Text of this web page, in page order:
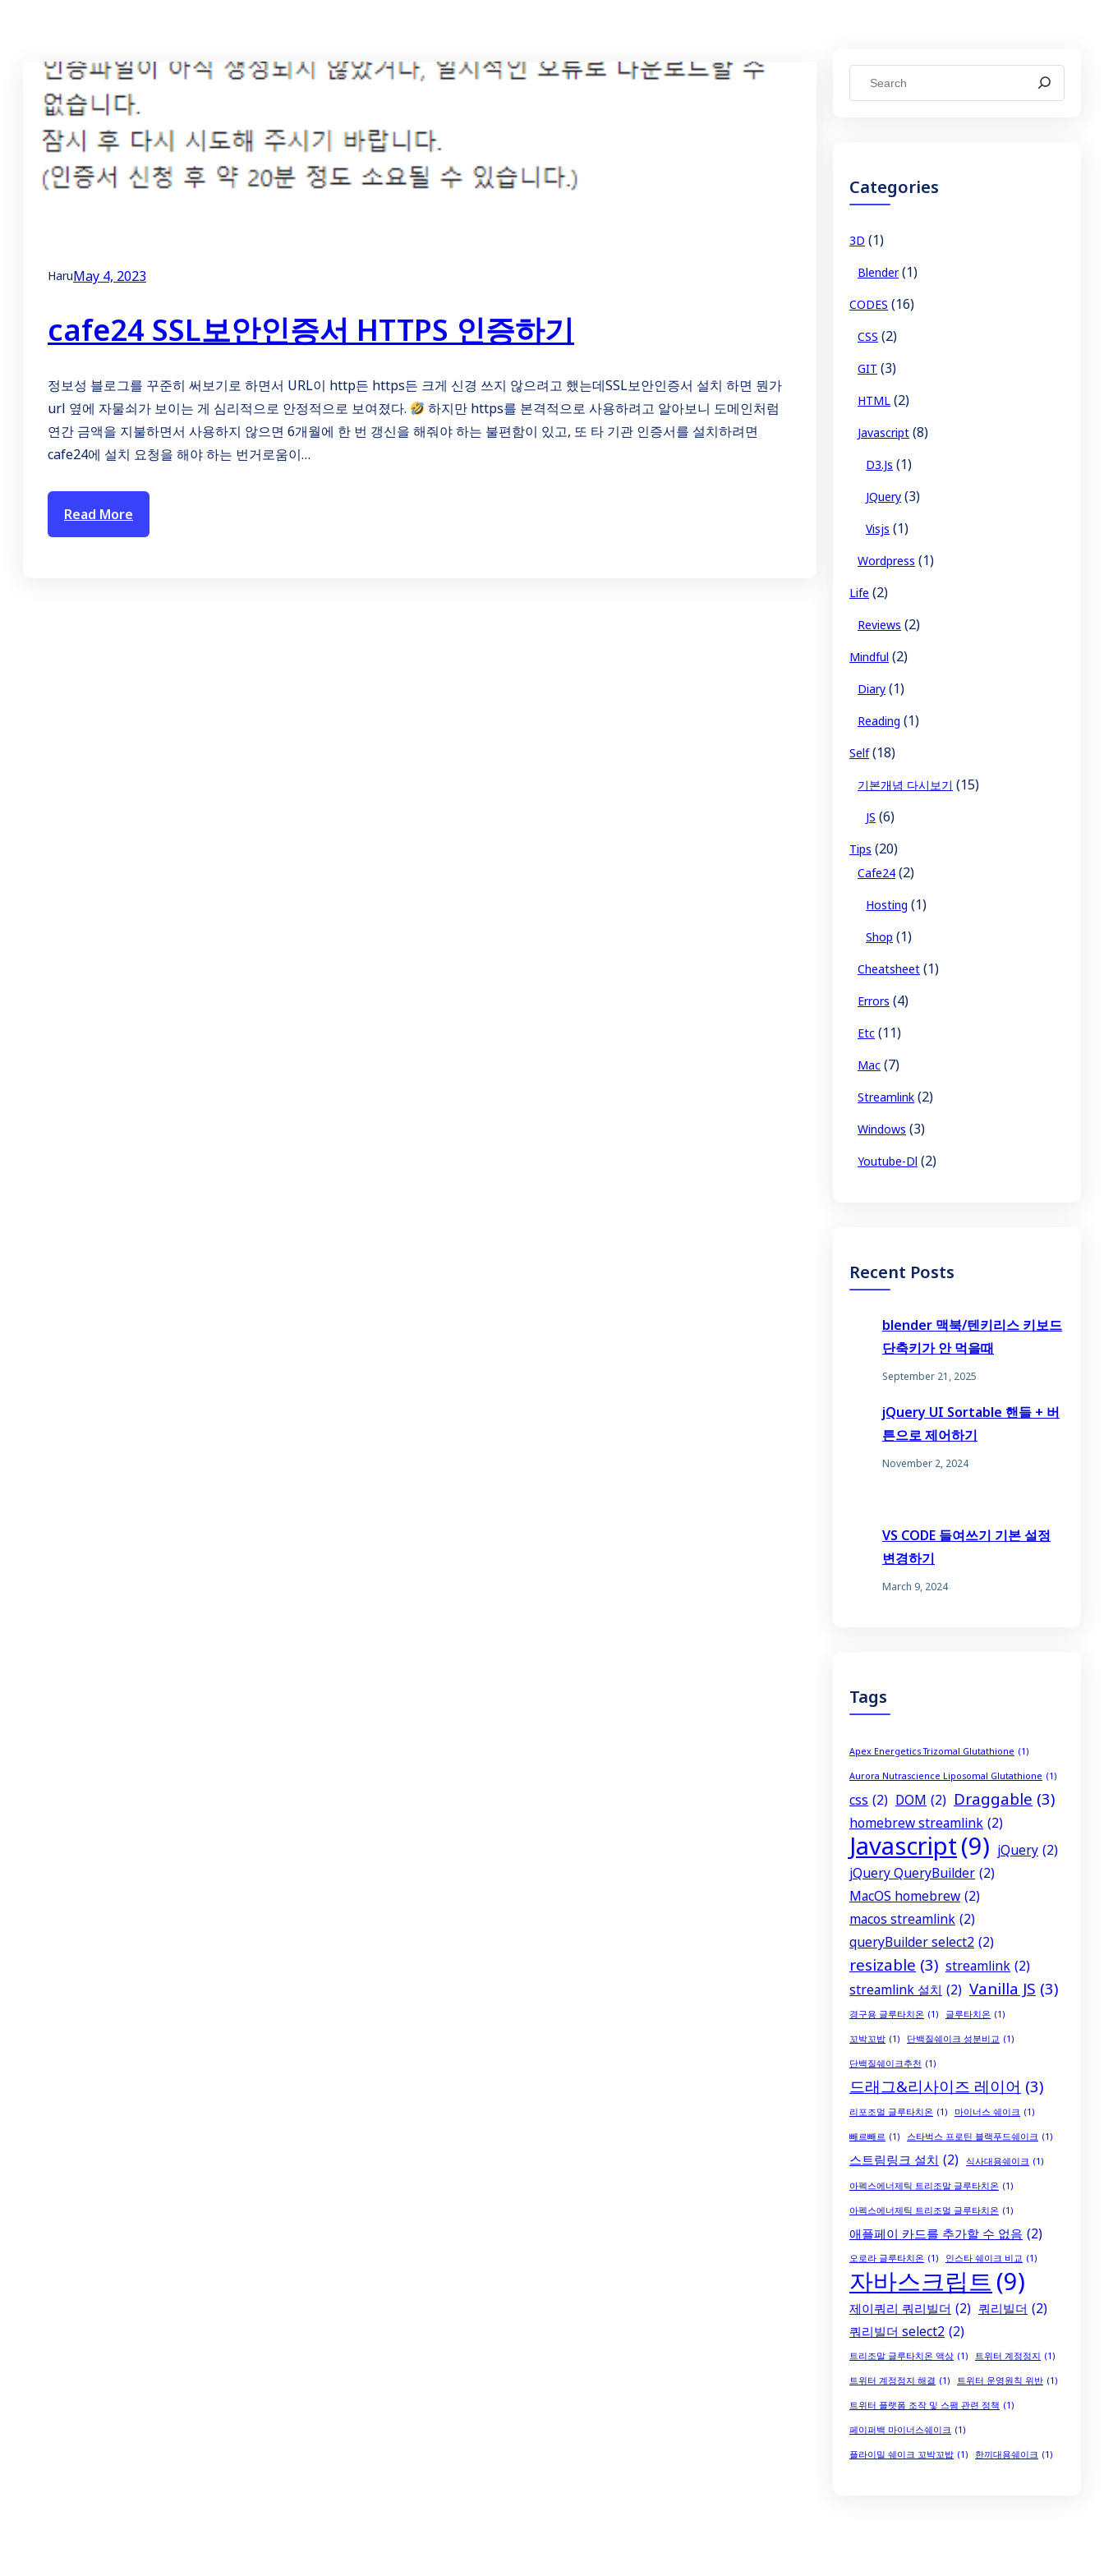
HaruMay 4, 2023
cafe24 SSL보안인증서 HTTPS 인증하기
정보성 블로그를 꾸준히 써보기로 하면서 URL이 http든 https든 크게 신경 쓰지 않으려고 했는데SSL보안인증서 설치 하면 뭔가
url 옆에 자물쇠가 보이는 게 심리적으로 안정적으로 보여졌다.
하지만 https를 본격적으로 사용하려고 알아보니 도메인처럼
연간 금액을 지불하면서 사용하지 않으면 6개월에 한 번 갱신을 해줘야 하는 불편함이 있고, 또 타 기관 인증서를 설치하려면
cafe24에 설치 요청을 해야 하는 번거로움이…
Read More
e
h
Categories
3D (1)
Blender(1)
CODES (16)
CSS (2)
GIT (3)
HTML (2)
Javascript (8)
D3.js (1)
JQuery (3)
Visjs (1)
Wordpress (1)
Life (2)
Reviews (2)
Mindful (2)
Diary (1)
Reading (1)
Self(18)
기본개념 다시보기 (15)
JS (6)
Tips (20)
Cafe24 (2)
Hosting (1)
Shop (1)
Cheatsheet (1)
Errors (4)
Etc (11)
Mac (7)
Streamlink (2)
Windows (3)
Youtube-Dl (2)
Recent Posts
blender 맥북/텐키리스 키보드
단축키가 안 먹을때
September 21, 2025
jQuery UI Sortable 핸들 + 버
튼으로 제어하기
November 2, 2024
VS CODE 들여쓰기 기본 설정
변경하기
March 9, 2024
Tags
Apex Energetics Trizomal Glutathione (1)
Aurora Nutrascience Liposomal Glutathione (1)
css (2) DOM (2) Draggable (3)
homebrew streamlink (2)
Javascript(9) jQuery (2)
jQuery QueryBuilder (2)
MacOS homebrew (2)
macos streamlink (2)
queryBuilder select2 (2)
resizable (3) streamlink (2)
streamlink 설치 (2) Vanilla JS (3)
경구용 글루타치온 (1) 글루타치온 (1)
꼬박꼬밥 (1) 단백질쉐이크 성분비교 (1)
단백질쉐이크추천 (1)
드래그&리사이즈 레이어 (3)
리포조멀 글루타치온 (1) 마이너스 쉐이크 (1)
빼르빼르 (1) 스타벅스 프로틴 블랙푸드쉐이크 (1)
스트림링크 설치 (2) 식사대용쉐이크 (1)
아펙스에너제틱 트리조말 글루타치온 (1)
아펙스에너제틱 트리조멀 글루타치온 (1)
애플페이 카드를 추가할 수 없음 (2)
오로라 글루타치온 (1) 인스타 쉐이크 비교 (1)
자바스크립트 (9)
제이쿼리 쿼리빌더 (2) 쿼리빌더 (2)
쿼리빌더 select2 (2)
트리조말 글루타치온 액상 (1) 트위터 계정정지 (1)
트위터 계정정지 해결 (1) 트위터 운영원칙 위반 (1)
트위터 플랫폼 조작 및 스팸 관련 정책 (1)
페이퍼백 마이너스쉐이크 (1)
플라이밀 쉐이크 꼬박꼬밥 (1) 한끼대용쉐이크 (1)